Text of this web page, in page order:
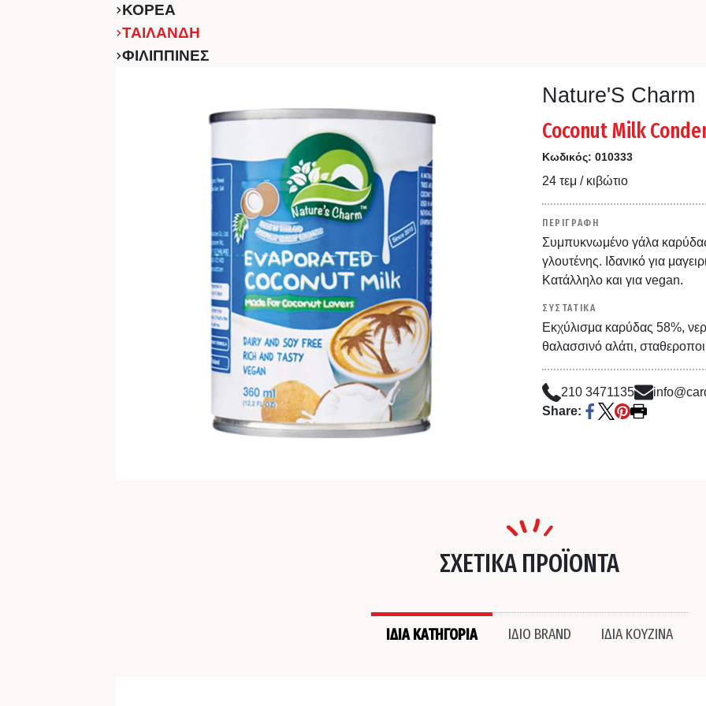
ΚΟΡΕΑ
ΤΑΙΛΑΝΔΗ
ΦΙΛΙΠΠΙΝΕΣ
Nature'S Charm
Coconut Milk
Κωδικός: 010333
24 τεμ / κιβώτιο
ΠΕΡΙΓΡΑΦΗ
Συμπυκνωμένο γάλα
γλουτένης. Ιδανικό για
Κατάλληλο και για vegan.
ΣΥΣΤΑΤΙΚΑ
Εκχύλισμα καρύδας 58%,
θαλασσινό αλάτι,
210 3471135
Share:
ΣΧΕΤΙΚΑ ΠΡΟΪΟΝΤΑ
ΙΔΙΑ ΚΑΤΗΓΟΡΙΑ ΙΔΙΟ BRAND ΙΔΙΑ ΚΟΥΖΙΝΑ